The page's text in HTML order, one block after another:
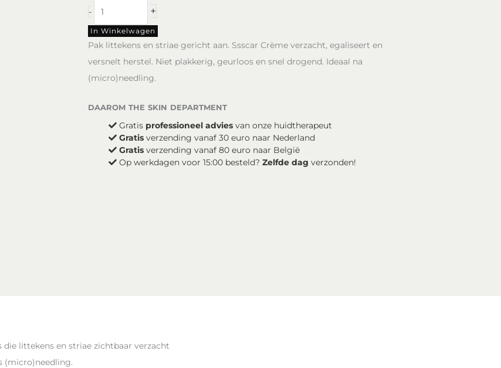
-
Dermaceuticals
Ssscar
crème
aantal
+
In Winkelwagen
Pak littekens en striae gericht aan. Ssscar Crème verzacht, egaliseert en
versnelt herstel. Niet plakkerig, geurloos en snel drogend. Ideaal na
(micro)needling.
daarom the skin department
Gratis professioneel advies van onze huidtherapeut
Gratis verzending vanaf 30 euro naar Nederland
Gratis verzending vanaf 80 euro naar België
Op werkdagen voor 15:00 besteld? Zelfde dag verzonden!
littekens en striae zichtbaar verzacht
(micro)needling.